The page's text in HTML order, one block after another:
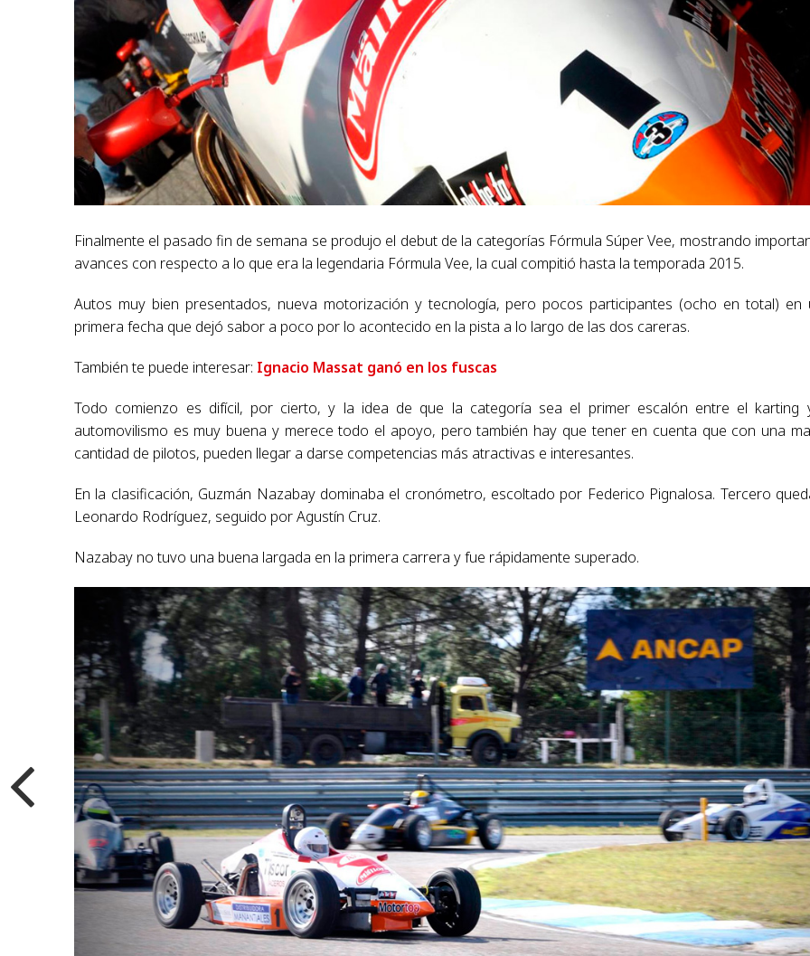
Finalmente el pasado fin de semana se produjo el debut de la categorías Fórmula Súper Vee, mostrando
avances con respecto a lo que era la legendaria Fórmula Vee, la cual compitió hasta la temporada 2015.
Autos muy bien presentados, nueva motorización y tecnología, pero pocos participantes (ocho en total) en
primera fecha que dejó sabor a poco por lo acontecido en la pista a lo largo de las dos careras.
También te puede interesar: Ignacio Massat ganó en los fuscas
Todo comienzo es difícil, por cierto, y la idea de que la categoría sea el primer escalón entre el karting
automovilismo es muy buena y merece todo el apoyo, pero también hay que tener en cuenta que con una
cantidad de pilotos, pueden llegar a darse competencias más atractivas e interesantes.
En la clasificación, Guzmán Nazabay dominaba el cronómetro, escoltado por Federico Pignalosa. Tercero
Leonardo Rodríguez, seguido por Agustín Cruz.
Nazabay no tuvo una buena largada en la primera carrera y fue rápidamente superado.